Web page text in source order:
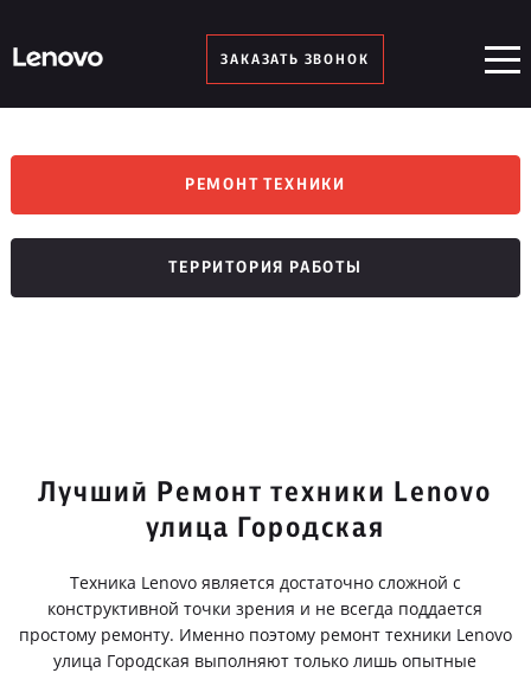
ЗАКАЗАТЬ ЗВОНОК
РЕМОНТ ТЕХНИКИ
ТЕРРИТОРИЯ РАБОТЫ
Лучший Ремонт техники Lenovo
улица Городская
Техника Lenovo является достаточно сложной с
конструктивной точки зрения и не всегда поддается
простому ремонту. Именно поэтому ремонт техники Lenovo
улица Городская выполняют только лишь опытные